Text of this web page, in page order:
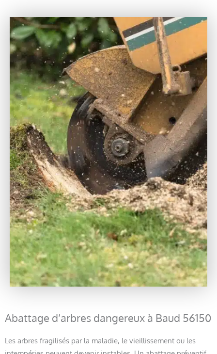
Abattage d’arbres dangereux à Baud 56150
Les arbres fragilisés par la maladie, le vieillissement ou les